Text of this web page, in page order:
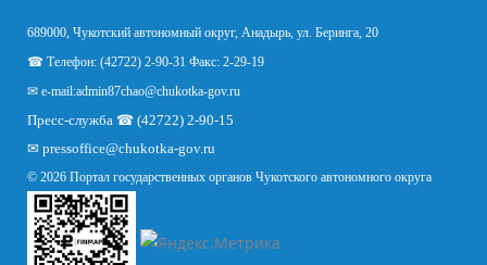
689000, Чукотский автономный округ, Анадырь, ул. Беринга, 20
☎ Телефон: (42722) 2-90-31 Факс: 2-29-19
✉ e-mail:admin87chao@chukotka-gov.ru
Пресс-служба ☎ (42722) 2-90-15
✉ pressoffice@chukotka-gov.ru
© 2026 Портал государственных органов Чукотского автономного округа